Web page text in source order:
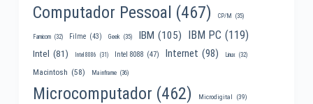
Computador Pessoal (467) CP/M (35)
Famicom (32) Filme (43) Geek (35) IBM (105) IBM PC (119)
Intel (81) Intel 8086 (31) Intel 8088 (47) Internet (98) Linux (32)
Macintosh (58) Mainframe (36)
Microcomputador (462) Microdigital (39)